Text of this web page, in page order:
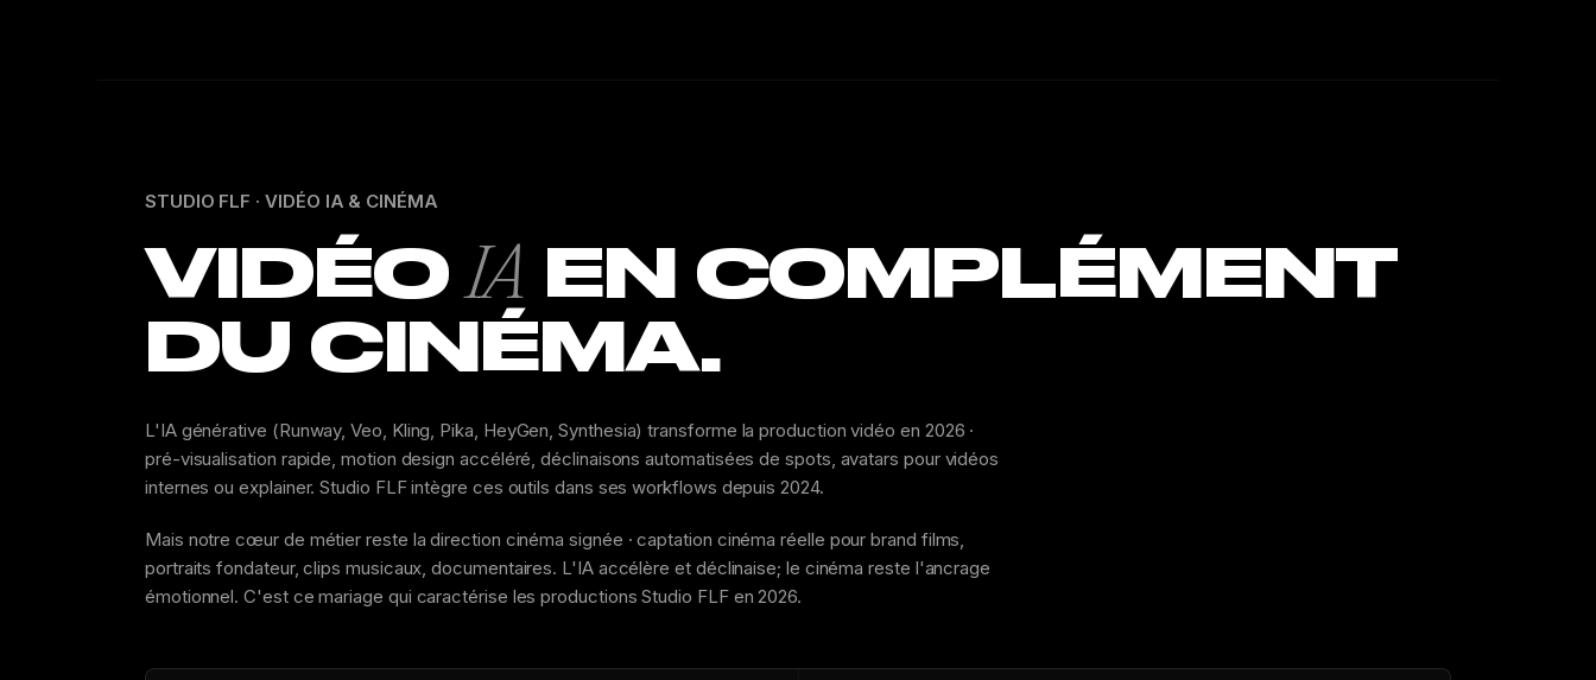
STUDIO FLF · VIDÉO IA & CINÉMA
VIDÉOIA EN COMPLÉMENT
DU CINÉMA.
L'IA générative (Runway, Veo, Kling, Pika, HeyGen, Synthesia) transforme la production vidéo en 2026 ·
pré-visualisation rapide, motion design accéléré, déclinaisons automatisées de spots, avatars pour vidéos
internes ou explainer. Studio FLF intègre ces outils dans ses workflows depuis 2024.
Mais notre cœur de métier reste la direction cinéma signée · captation cinéma réelle pour brand films,
portraits fondateur, clips musicaux, documentaires. L'IA accélère et déclinaise; le cinéma reste l'ancrage
émotionnel. C'est ce mariage qui caractérise les productions Studio FLF en 2026.